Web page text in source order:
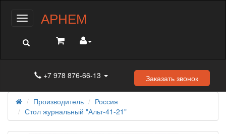
МенюАРНЕМ
+7 978 876-66-13 Заказать звонок
Производитель
Россия
Стол журнальный "Альт-41-21"